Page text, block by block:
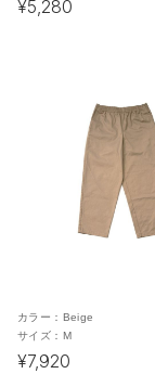
¥5,280
カラー： Beige
サイズ： M
¥7,920